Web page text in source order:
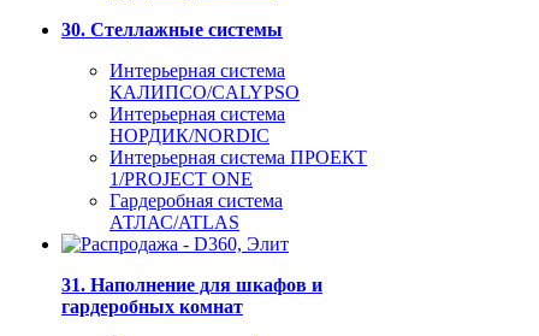
30. Стеллажные системы
Интерьерная система
КАЛИПСО/CALYPSO
Интерьерная система
НОРДИК/NORDIC
Интерьерная система ПРОЕКТ
1/PROJECT ONE
Гардеробная система
АТЛАС/ATLAS
31. Наполнение для шкафов и
гардеробных комнат